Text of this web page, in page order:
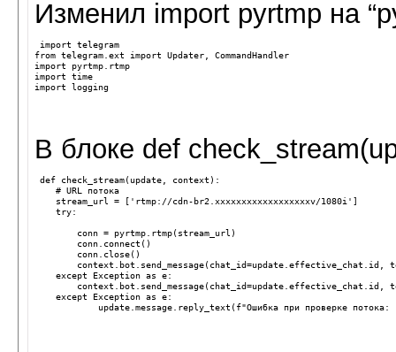
Изменил import pyrtmp на
import telegram
from telegram.ext import Updater
CommandHandler
import
pyrtmp.rtmp
import time
import logging
В блоке def
def check_stream(update context ):
# URL потока
stream_url
= [ 'rtmp://cdn-br2.xxxxxxxxxxxxxxxxxxv/1080i' ]
try:
conn = pyrtmp rtmp(stream_url )
conn connect ()
conn close()
context
bot send_message(chat_id=update effective_chat id
except
Exception as e:
context
bot send_message(chat_id=update effective_chat id
except
Exception as e:
update message reply_text (f"Ошибка при проверке